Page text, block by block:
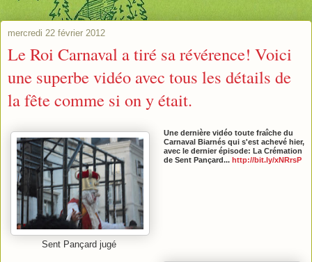
mercredi 22 février 2012
Le Roi Carnaval a tiré sa révérence! Voici
une superbe vidéo avec tous les détails de
la fête comme si on y était.
Sent Pançard jugé
Une dernière vidéo toute fraîche du
Carnaval Biarnés qui s'est achevé hier,
avec le dernier épisode: La Crémation
de Sent Pançard... http://bit.ly/xNRrsP